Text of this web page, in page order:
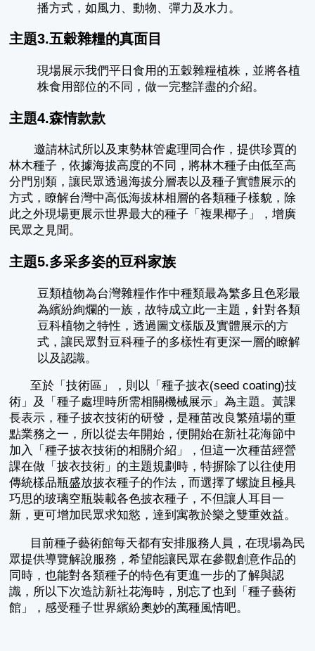
播方式，如風力、動物、彈力及水力。
主題3.五穀雜糧的真面目
現場展示我們平日食用的五穀雜糧植株，並將各植
株食用部位的不同，做一完整詳盡的介紹。
主題4.森情款款
邀請林試所以及東勢林管處理同合作，提供珍賈的
林木種子，依據海拔高度的不同，將林木種子由低至高
分門別類，讓民眾透過海拔分層表以及種子實體展示的
方式，瞭解台灣中高低海拔林相層的各類種子樣貌，除
此之外現場更展示世界最大的種子「複果椰子」，增廣
民眾之見聞。
主題5.多采多姿的豆科家族
豆類植物為台灣雜糧作作中種類最為繁多且色彩最
為繽紛絢爛的一族，故特成立此一主題，針對各類
豆科植物之特性，透過圖文樣版及實體展示的方
式，讓民眾對豆科種子的多樣性有更深一層的瞭解
以及認識。
至於「技術區」，則以「種子披衣(seed coating)技
術」及「種子處理時所需相關機械展示」為主題。黃課
長表示，種子披衣技術的研發，是種苗改良繁殖場的重
點業務之一，所以從去年開始，便開始在新社花海節中
加入「種子披衣技術的相關介紹」，但這一次種苗經營
課在做「披衣技術」的主題規劃時，特摒除了以往使用
傳統樣品瓶盛放披衣種子的作法，而選擇了螺旋且極具
巧思的玻璃空瓶裝載各色披衣種子，不但讓人耳目一
新，更可增加民眾求知慾，達到寓教於樂之雙重效益。
目前種子藝術館每天都有安排服務人員，在現場為民
眾提供導覽解說服務，希望能讓民眾在參觀創意作品的
同時，也能對各類種子的特色有更進一步的了解與認
識，所以下次造訪新社花海時，別忘了也到「種子藝術
館」，感受種子世界繽紛奧妙的萬種風情吧。